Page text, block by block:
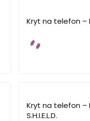
Kryt na telefon –
Kryt na telefon –
S.H.I.E.L.D.